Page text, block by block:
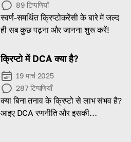
89 टिप्पणियाँ
स्वर्ण-समर्थित क्रिप्टोकरेंसी के बारे में जल्द
ही सब कुछ पढ़ना और जानना शुरू करें!
क्रिप्टो में DCA क्या है?
19 मार्च 2025
287 टिप्पणियाँ
क्या बिना तनाव के क्रिप्टो से लाभ संभव है?
आइए DCA रणनीति और इसकी